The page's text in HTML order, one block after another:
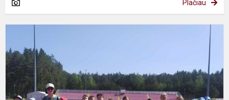
Plačiau